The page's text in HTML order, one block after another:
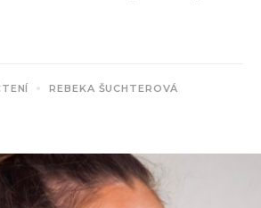
REBEKA ŠUCHTEROVÁ